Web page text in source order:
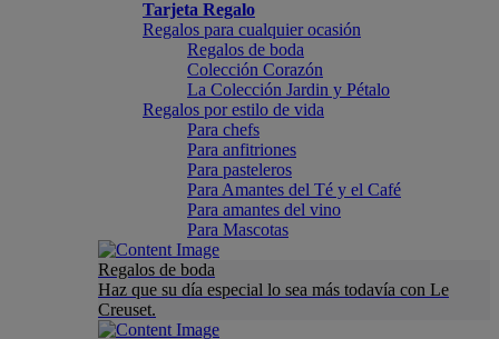
Tarjeta Regalo
Regalos para cualquier ocasión
Regalos de boda
Colección Corazón
La Colección Jardin y Pétalo
Regalos por estilo de vida
Para chefs
Para anfitriones
Para pasteleros
Para Amantes del Té y el Café
Para amantes del vino
Para Mascotas
Regalos de boda
Haz que su día especial lo sea más todavía con Le
Creuset.